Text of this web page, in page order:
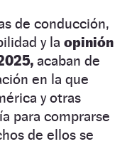
de conducción,
y la opinión
acaban de
en la que
y otras
para comprarse
de ellos se